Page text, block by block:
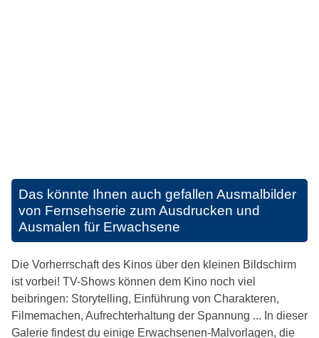
Das könnte Ihnen auch gefallen Ausmalbilder
von Fernsehserie zum Ausdrucken und
Ausmalen für Erwachsene
Die Vorherrschaft des Kinos über den kleinen Bildschirm
ist vorbei! TV-Shows können dem Kino noch viel
beibringen: Storytelling, Einführung von Charakteren,
Filmemachen, Aufrechterhaltung der Spannung ... In dieser
Galerie findest du einige Erwachsenen-Malvorlagen, die